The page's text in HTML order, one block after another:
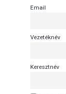
Email
Vezetéknév
Keresztnév